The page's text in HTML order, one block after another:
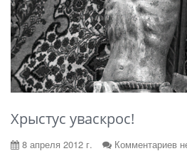
Хрыстус уваскрос!
8 апреля 2012 г. Комментариев